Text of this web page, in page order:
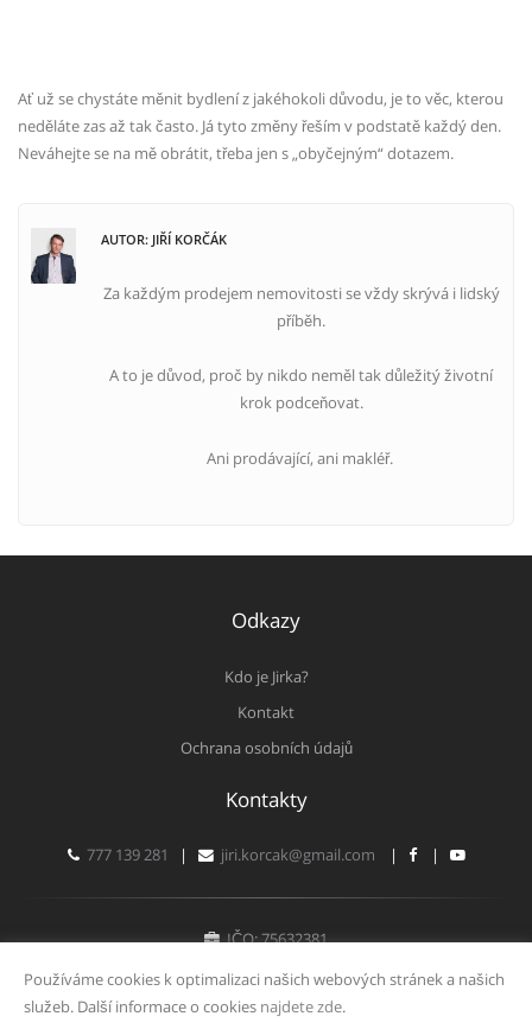
Ať už se chystáte měnit bydlení z jakéhokoli důvodu, je to věc, kterou
neděláte zas až tak často. Já tyto změny řeším v podstatě každý den.
Neváhejte se na mě obrátit, třeba jen s „obyčejným“ dotazem.
AUTOR: JIŘÍ KORČÁK
Za každým prodejem nemovitosti se vždy skrývá i lidský
příběh.
A to je důvod, proč by nikdo neměl tak důležitý životní
krok podceňovat.
Ani prodávající, ani makléř.
Odkazy
Kdo je Jirka?
Kontakt
Ochrana osobních údajů
Kontakty
777 139 281 | jiri.korcak@gmail.com | |
IČO: 75632381
Používáme cookies k optimalizaci našich webových stránek a našich
služeb. Další informace o cookies najdete zde.